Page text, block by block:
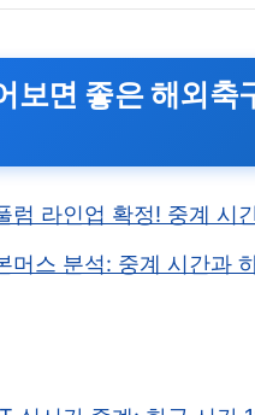
보면 좋은 해외축
럼 라인업 확정! 중계 시
머스 분석: 중계 시간과